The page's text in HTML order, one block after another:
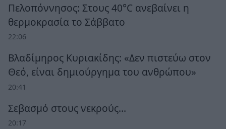
Πελοπόννησος: Στους 40°C ανεβαίνει η
θερμοκρασία το Σάββατο
22:06
Βλαδίμηρος Κυριακίδης: «Δεν πιστεύω στον
Θεό, είναι δημιούργημα του ανθρώπου»
20:41
Σεβασμό στους νεκρούς…
20:17